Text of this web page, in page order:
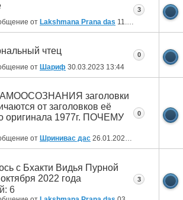
от Lakshmana Prana das 11.08.2024 11:03
3
чтец
от Шариф 30.03.2023 13:44
0
заголовки
от заголовков её
оригинала 1977г. ПОЧЕМУ
от Шринивас дас 26.01.2023 13:55
0
с Бхакти Видья Пурной
2022 года
3